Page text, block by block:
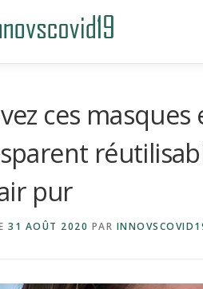
ces
pur
31 AOÛT 2020 PAR